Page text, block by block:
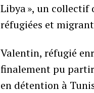
Libya », un collectif
réfugiées et
Valentin, réfugié
finalement pu
en détention à